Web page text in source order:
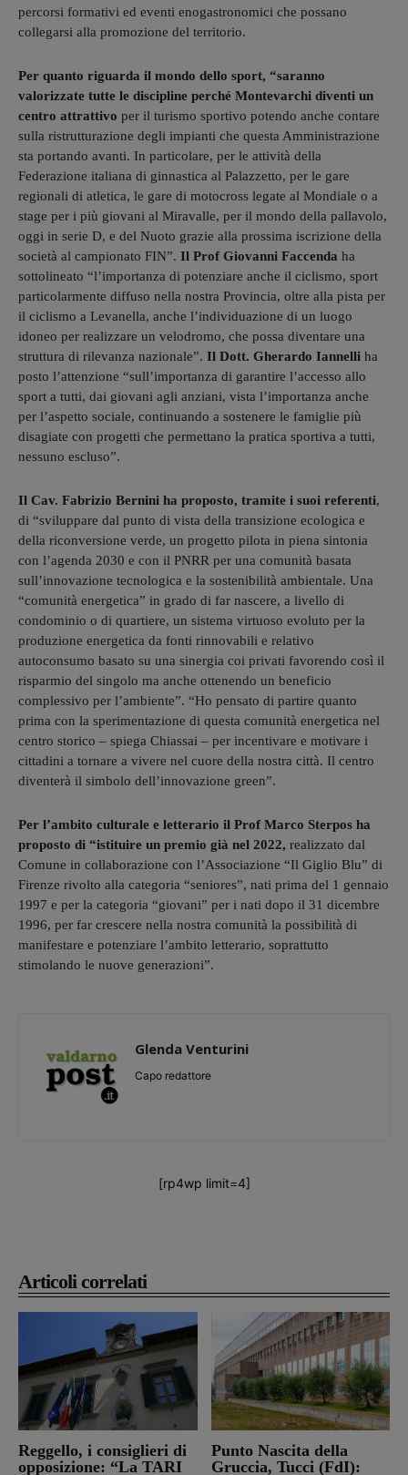
Articoli correlati
Reggello, i consiglieri di
opposizione: “La TARI
Punto Nascita della
Gruccia, Tucci (FdI):
percorsi formativi ed eventi enogastronomici che possano
collegarsi alla promozione del territorio.
Per quanto riguarda il mondo dello sport, “saranno
valorizzate tutte le discipline perché Montevarchi diventi un
centro attrattivo per il turismo sportivo potendo anche contare
sulla ristrutturazione degli impianti che questa Amministrazione
sta portando avanti. In particolare, per le attività della
Federazione italiana di ginnastica al Palazzetto, per le gare
regionali di atletica, le gare di motocross legate al Mondiale o a
stage per i più giovani al Miravalle, per il mondo della pallavolo,
oggi in serie D, e del Nuoto grazie alla prossima iscrizione della
società al campionato FIN”. Il Prof Giovanni Faccenda ha
sottolineato “l’importanza di potenziare anche il ciclismo, sport
particolarmente diffuso nella nostra Provincia, oltre alla pista per
il ciclismo a Levanella, anche l’individuazione di un luogo
idoneo per realizzare un velodromo, che possa diventare una
struttura di rilevanza nazionale”. Il Dott. Gherardo Iannelli ha
posto l’attenzione “sull’importanza di garantire l’accesso allo
sport a tutti, dai giovani agli anziani, vista l’importanza anche
per l’aspetto sociale, continuando a sostenere le famiglie più
disagiate con progetti che permettano la pratica sportiva a tutti,
nessuno escluso”.
Il Cav. Fabrizio Bernini ha proposto, tramite i suoi referenti,
di “sviluppare dal punto di vista della transizione ecologica e
della riconversione verde, un progetto pilota in piena sintonia
con l’agenda 2030 e con il PNRR per una comunità basata
sull’innovazione tecnologica e la sostenibilità ambientale. Una
“comunità energetica” in grado di far nascere, a livello di
condominio o di quartiere, un sistema virtuoso evoluto per la
produzione energetica da fonti rinnovabili e relativo
autoconsumo basato su una sinergia coi privati favorendo così il
risparmio del singolo ma anche ottenendo un beneficio
complessivo per l’ambiente”. “Ho pensato di partire quanto
prima con la sperimentazione di questa comunità energetica nel
centro storico – spiega Chiassai – per incentivare e motivare i
cittadini a tornare a vivere nel cuore della nostra città. Il centro
diventerà il simbolo dell’innovazione green”.
Per l’ambito culturale e letterario il Prof Marco Sterpos ha
proposto di “istituire un premio già nel 2022, realizzato dal
Comune in collaborazione con l’Associazione “Il Giglio Blu” di
Firenze rivolto alla categoria “seniores”, nati prima del 1 gennaio
1997 e per la categoria “giovani” per i nati dopo il 31 dicembre
1996, per far crescere nella nostra comunità la possibilità di
manifestare e potenziare l’ambito letterario, soprattutto
stimolando le nuove generazioni”.
Glenda Venturini
Capo redattore
[rp4wp limit=4]